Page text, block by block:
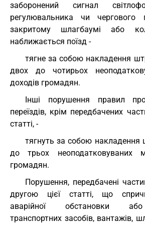
заборонений сигнал
регулювальника чи чергового
закритому шлагбаумі або
наближається поїзд -
тягне за собою накладення
двох до чотирьох
доходів громадян.
Інші порушення правил
переїздів, крім передбачених
статті, -
тягнуть за собою накладення
до трьох неоподатковуваних
громадян.
Порушення, передбачені
другою цієї статті, що
аварійної обстановки
транспортних засобів, вантажів,